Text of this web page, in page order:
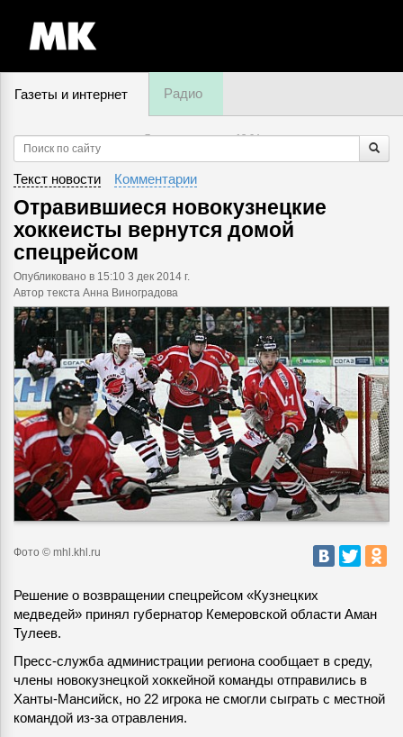
Газеты и интернет Радио
7 августа, пятница,13:04
Текст новости Комментарии
Отравившиеся новокузнецкие
хоккеисты вернутся домой
спецрейсом
Опубликовано в 15:10 3 дек 2014 г.
Автор текста Анна Виноградова
Фото © mhl.khl.ru
Решение о возвращении спецрейсом «Кузнецких
медведей» принял губернатор Кемеровской области Аман
Тулеев.
Пресс-служба администрации региона сообщает в среду,
члены новокузнецкой хоккейной команды отправились в
Ханты-Мансийск, но 22 игрока не смогли сыграть с местной
командой из-за отравления.